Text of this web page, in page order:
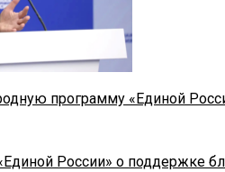
программу «Единой
России» о поддержке